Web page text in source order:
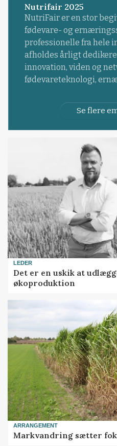
Nutrifair 2025
NutriFair er en stor
fødevare- og
professionelle fra hele
afholdes årligt
innovation, viden og
fødevareteknologi,
Se flere
LEDER
Det er en uskik at
økoproduktion
ARRANGEMENT
Markvandring sætter